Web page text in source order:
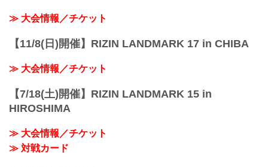
≫ 大会情報／チケット
【11/8(日)開催】RIZIN LANDMARK 17 in CHIBA
≫ 大会情報／チケット
【7/18(土)開催】RIZIN LANDMARK 15 in
HIROSHIMA
≫ 大会情報／チケット
≫ 対戦カード